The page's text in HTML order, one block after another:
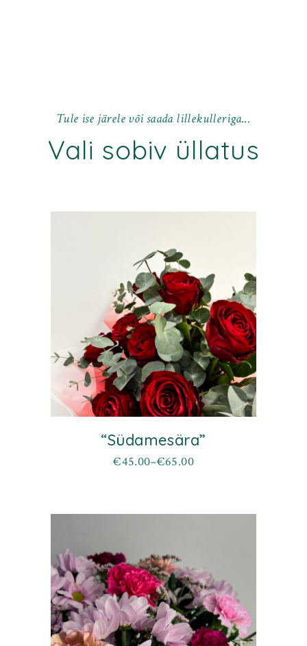
Tule ise järele või saada lillekulleriga...
Vali sobiv üllatus
“Südamesära”
€45.00–€65.00